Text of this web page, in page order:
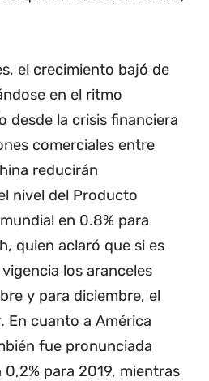
el crecimiento bajó de
en el ritmo
desde la crisis financiera
comerciales entre
reducirán
nivel del Producto
en 0.8% para
quien aclaró que si es
los aranceles
y para diciembre, el
En cuanto a América
fue pronunciada
para 2019, mientras